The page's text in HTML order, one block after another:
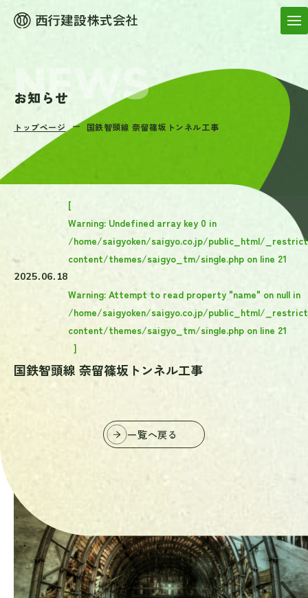
お知らせ
トップページ 国鉄智頭線 奈留篠坂トンネル工事
2025.06.18
[
Warning: Undefined array key 0 in
/home/saigyoken/saigyo.co.jp/public_html/
content/themes/saigyo_tm/single.php on line 21
Warning: Attempt to read property "name" on null in
/home/saigyoken/saigyo.co.jp/public_html/
content/themes/saigyo_tm/single.php on line 21
]
国鉄智頭線 奈留篠坂トンネル工事
一覧へ戻る
見えない未来がある。